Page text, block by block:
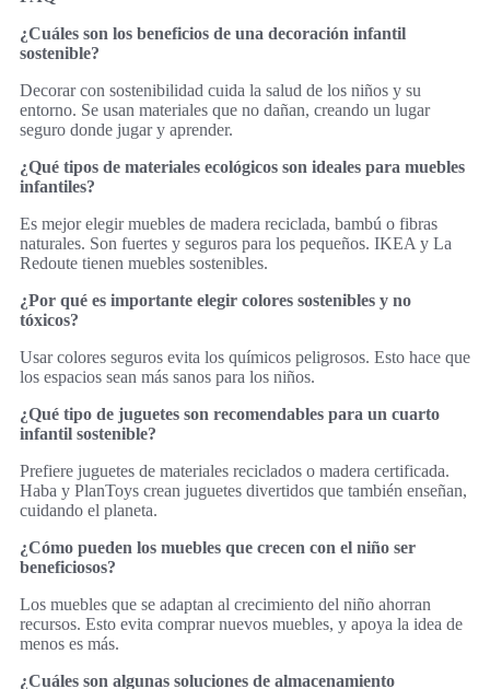
¿Cuáles son los beneficios de una decoración infantil
sostenible?
Decorar con sostenibilidad cuida la salud de los niños y su
entorno. Se usan materiales que no dañan, creando un lugar
seguro donde jugar y aprender.
¿Qué tipos de materiales ecológicos son ideales para muebles
infantiles?
Es mejor elegir muebles de madera reciclada, bambú o fibras
naturales. Son fuertes y seguros para los pequeños. IKEA y La
Redoute tienen muebles sostenibles.
¿Por qué es importante elegir colores sostenibles y no
tóxicos?
Usar colores seguros evita los químicos peligrosos. Esto hace que
los espacios sean más sanos para los niños.
¿Qué tipo de juguetes son recomendables para un cuarto
infantil sostenible?
Prefiere juguetes de materiales reciclados o madera certificada.
Haba y PlanToys crean juguetes divertidos que también enseñan,
cuidando el planeta.
¿Cómo pueden los muebles que crecen con el niño ser
beneficiosos?
Los muebles que se adaptan al crecimiento del niño ahorran
recursos. Esto evita comprar nuevos muebles, y apoya la idea de
menos es más.
¿Cuáles son algunas soluciones de almacenamiento